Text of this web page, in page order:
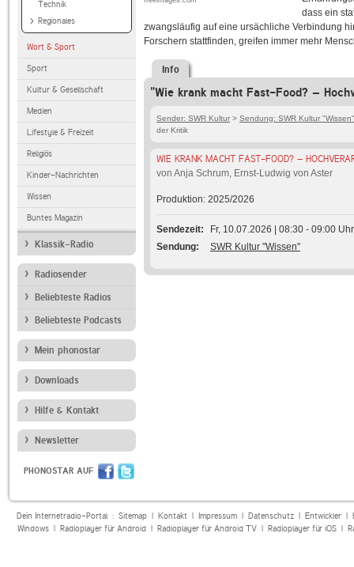
Technik
Regionales
Wort & Sport
Sport
Kultur & Gesellschaft
Medien
Lifestyle & Freizeit
Religiös
Kinder-Nachrichten
Wissen
Buntes Magazin
Klassik-Radio
Radiosender
Beliebteste Radios
Beliebteste Podcasts
Mein phonostar
Downloads
Hilfe & Kontakt
Newsletter
PHONOSTAR AUF
dass ein
zwangsläufig auf eine ursächliche Verbindung
Forschern stattfinden, greifen immer mehr
Info
"Wie krank macht Fast-Food? –
Sender: SWR Kultur > Sendung: SWR Kultur "Wissen"
der Kritik
WIE KRANK MACHT FAST-FOOD? –
von Anja Schrum, Ernst-Ludwig von Aster
Produktion: 2025/2026
Sendezeit
Fr, 10.07.2026 | 08:30 - 09:00 Uhr
Sendung
SWR Kultur "Wissen"
Dein Internetradio-Portal : Sitemap| Kontakt| Impressum| Datenschutz| Entwickler|
Windows| Radioplayer für Android| Radioplayer für Android TV| Radioplayer für iOS|